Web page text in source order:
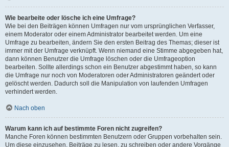
Wie bearbeite oder lösche ich eine Umfrage?
Wie bei den Beiträgen können Umfragen nur vom ursprünglichen Verfasser,
einem Moderator oder einem Administrator bearbeitet werden. Um eine
Umfrage zu bearbeiten, ändern Sie den ersten Beitrag des Themas; dieser ist
immer mit der Umfrage verknüpft. Wenn niemand eine Stimme abgegeben hat,
dann können Benutzer die Umfrage löschen oder die Umfrageoption
bearbeiten. Sollte allerdings schon ein Benutzer abgestimmt haben, so kann
die Umfrage nur noch von Moderatoren oder Administratoren geändert oder
gelöscht werden. Dadurch soll die Manipulation von laufenden Umfragen
verhindert werden.
Nach oben
Warum kann ich auf bestimmte Foren nicht zugreifen?
Manche Foren können bestimmten Benutzern oder Gruppen vorbehalten sein.
Um diese einzusehen, Beiträge zu lesen, zu schreiben oder andere Vorgänge